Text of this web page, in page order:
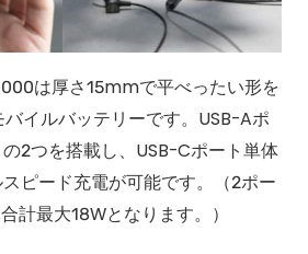
は厚さ15mmで平べったい形を
イルバッテリーです。USB-Aポ
2つを搭載し、USB-Cポート単体
ピード充電が可能です。（2ポー
計最大18Wとなります。）